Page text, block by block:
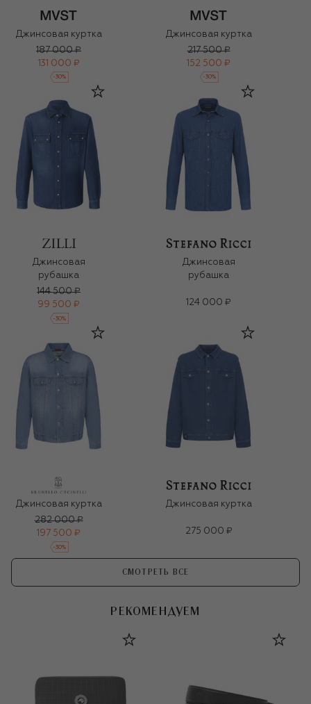
Джинсовая куртка
187 000 ₽
131 000 ₽
-30%
Джинсовая куртка
217 500 ₽
152 500 ₽
-30%
Джинсовая
рубашка
144 500 ₽
99 500 ₽
-30%
Джинсовая
рубашка
124 000 ₽
Джинсовая куртка
282 000 ₽
197 500 ₽
-30%
Джинсовая куртка
275 000 ₽
СМОТРЕТЬ ВСЕ
РЕКОМЕНДУЕМ